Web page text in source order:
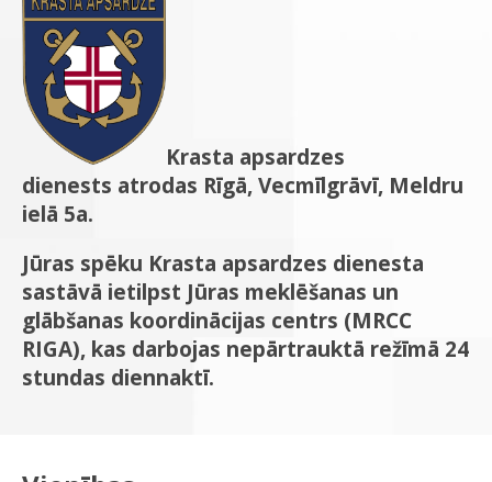
Krasta apsardzes
dienests atrodas Rīgā, Vecmīlgrāvī, Meldru
ielā 5a.
Jūras spēku Krasta apsardzes dienesta
sastāvā ietilpst Jūras meklēšanas un
glābšanas koordinācijas centrs (MRCC
RIGA), kas darbojas nepārtrauktā režīmā 24
stundas diennaktī.